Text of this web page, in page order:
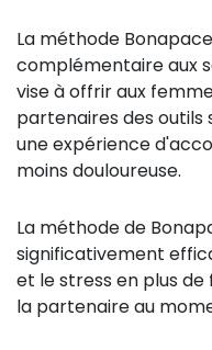
La méthode
complémentaire aux
vise à offrir aux
partenaires des
une expérience
moins douloureuse.
La méthode de
significativement
et le stress en plus de
la partenaire au